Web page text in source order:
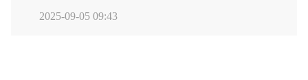
2025-09-05 09:43